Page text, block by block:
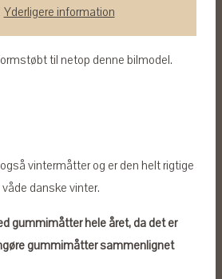
Yderligere information
til netop denne bilmodel.
vintermåtter og er den helt rigtige
danske vinter.
gummimåtter hele året, da det er
gummimåtter sammenlignet